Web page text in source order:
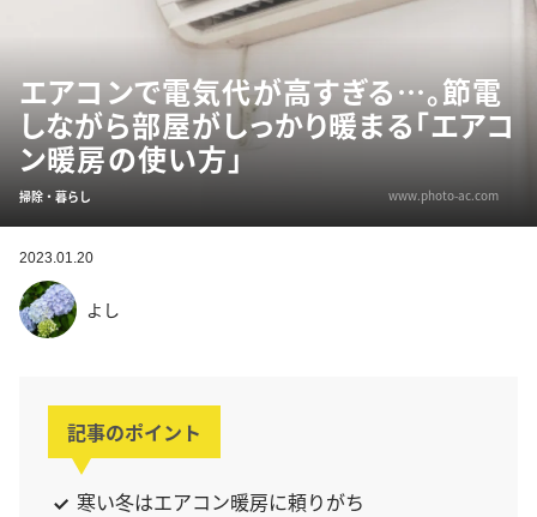
エアコンで電気代が高すぎる…。節電
しながら部屋がしっかり暖まる「エアコ
ン暖房の使い方」
掃除・暮らし www.photo-ac.com
2023.01.20
よし
記事のポイント
寒い冬はエアコン暖房に頼りがち